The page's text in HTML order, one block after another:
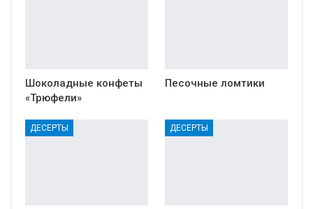
Шоколадные конфеты
«Трюфели»
Песочные ломтики
ДЕСЕРТЫ ДЕСЕРТЫ